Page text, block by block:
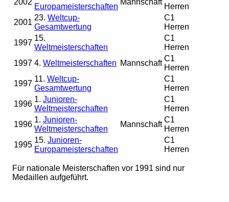
2002
Europameisterschaften
Mannschaft
Herren
2001
23. Weltcup-
Gesamtwertung
C1
Herren
1997
15.
Weltmeisterschaften
C1
Herren
1997 4. Weltmeisterschaften Mannschaft
C1
Herren
1997
11. Weltcup-
Gesamtwertung
C1
Herren
1996
1. Junioren-
Weltmeisterschaften
C1
Herren
1996
1. Junioren-
Weltmeisterschaften
Mannschaft
C1
Herren
1995
15. Junioren-
Europameisterschaften
C1
Herren
Für nationale Meisterschaften vor 1991 sind nur
Medaillen aufgeführt.